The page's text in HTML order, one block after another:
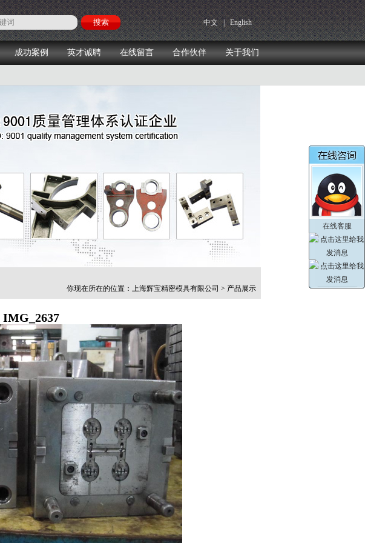
中文 | English
成功案例 英才诚聘 在线留言 合作伙伴 关于我们
你现在所在的位置：上海辉宝精密模具有限公司 > 产品展示
IMG_2637
在线客服